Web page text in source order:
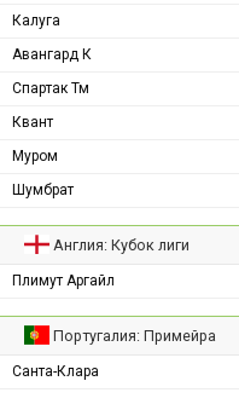
Калуга
Авангард К
Спартак Тм
Квант
Муром
Шумбрат
Англия: Кубок лиги
Плимут Аргайл
Португалия: Примейра
Санта-Клара